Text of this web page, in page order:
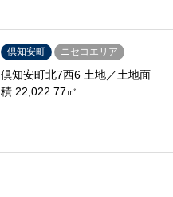
倶知安町 ニセコエリア
倶知安町北7西6 土地／土地面
積 22,022.77㎡